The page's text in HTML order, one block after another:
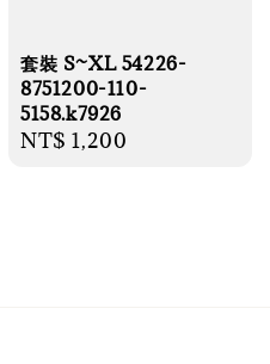
套裝 S~XL 54226-
8751200-110-
5158.k7926
Regular
NT$ 1,200